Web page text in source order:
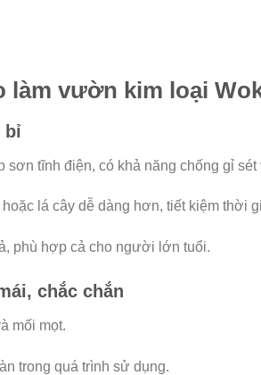
làm vườn kim loại
bỉ
tĩnh điện, có khả năng chống gỉ sét
lá cây dễ dàng hơn, tiết kiệm thời
phù hợp cả cho người lớn tuổi.
chắc chắn
mối mọt.
trong quá trình sử dụng.